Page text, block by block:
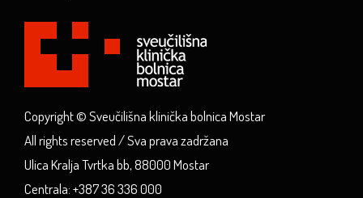
Copyright © Sveučilišna klinička bolnica Mostar
All rights reserved / Sva prava zadržana
Ulica Kralja Tvrtka bb, 88000 Mostar
Centrala: +387 36 336 000